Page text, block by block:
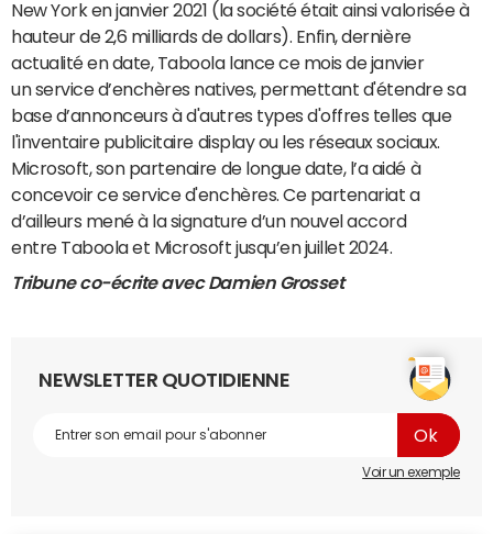
New York en janvier 2021 (la société était ainsi valorisée à
hauteur de 2,6 milliards de dollars). Enfin, dernière
actualité en date, Taboola lance ce mois de janvier
un service d’enchères natives, permettant d'étendre sa
base d’annonceurs à d'autres types d'offres telles que
l'inventaire publicitaire display ou les réseaux sociaux.
Microsoft, son partenaire de longue date, l’a aidé à
concevoir ce service d'enchères. Ce partenariat a
d’ailleurs mené à la signature d’un nouvel accord
entre Taboola et Microsoft jusqu’en juillet 2024.
Tribune co-écrite avec Damien Grosset
NEWSLETTER QUOTIDIENNE
Voir un exemple